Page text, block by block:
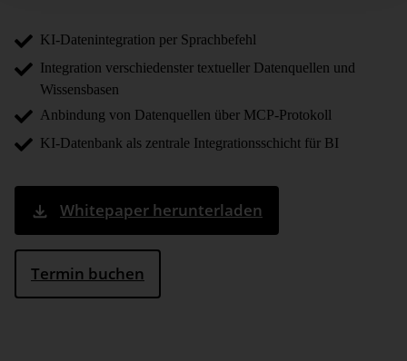
KI-Datenintegration per Sprachbefehl
Integration verschiedenster textueller Datenquellen und
Wissensbasen
Anbindung von Datenquellen über MCP-Protokoll
KI-Datenbank als zentrale Integrationsschicht für BI
Whitepaper herunterladen
Termin buchen